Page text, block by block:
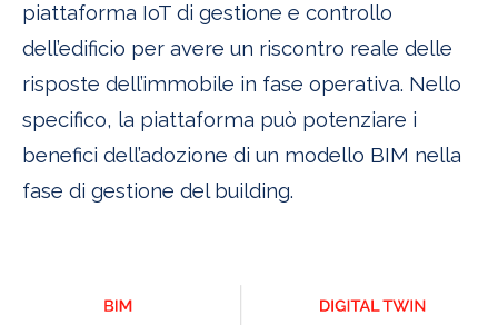
piattaforma IoT di gestione e controllo
dell’edificio per avere un riscontro reale delle
risposte dell’immobile in fase operativa. Nello
specifico, la piattaforma può potenziare i
benefici dell’adozione di un modello BIM nella
fase di gestione del building.